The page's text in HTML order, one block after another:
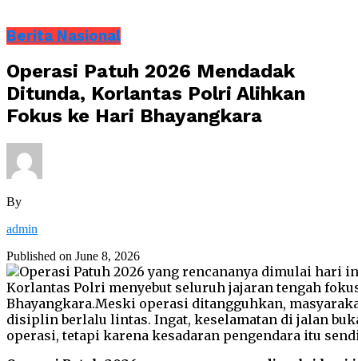
Berita Nasional
Operasi Patuh 2026 Mendadak
Ditunda, Korlantas Polri Alihkan
Fokus ke Hari Bhayangkara
By
admin
Published on June 8, 2026